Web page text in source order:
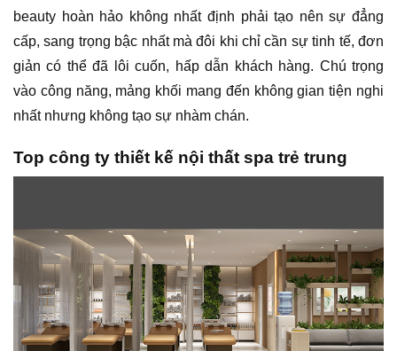
beauty hoàn hảo không nhất định phải tạo nên sự đẳng
cấp, sang trọng bậc nhất mà đôi khi chỉ cần sự tinh tế, đơn
giản có thể đã lôi cuốn, hấp dẫn khách hàng. Chú trọng
vào công năng, mảng khối mang đến không gian tiện nghi
nhất nhưng không tạo sự nhàm chán.
Top công ty thiết kế nội thất spa trẻ trung